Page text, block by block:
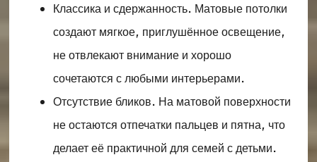
Классика и сдержанность. Матовые потолки
создают мягкое, приглушённое освещение,
не отвлекают внимание и хорошо
сочетаются с любыми интерьерами.
Отсутствие бликов. На матовой поверхности
не остаются отпечатки пальцев и пятна, что
делает её практичной для семей с детьми.